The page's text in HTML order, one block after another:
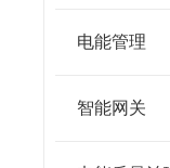
电能管理
智能网关